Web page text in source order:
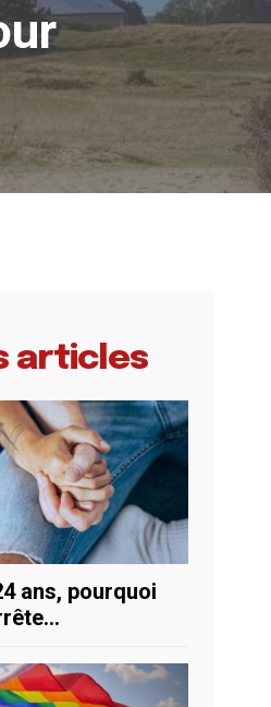
articles
ans, pourquoi